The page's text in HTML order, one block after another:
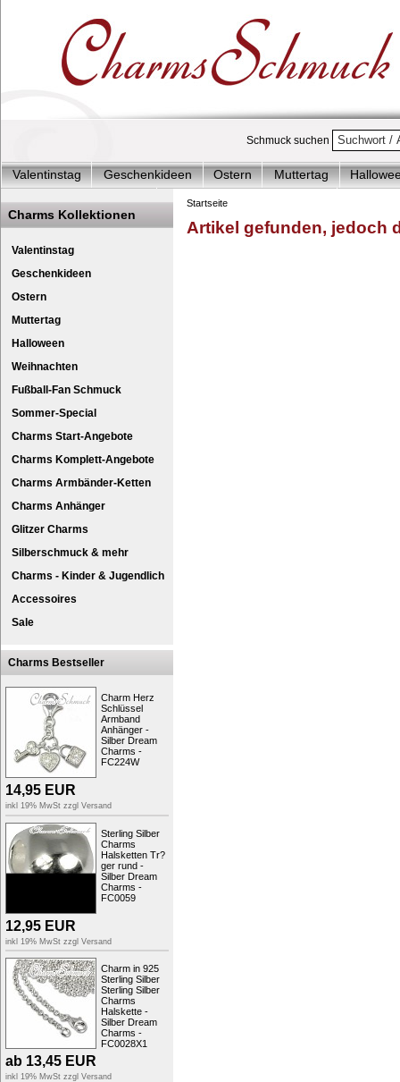
Schmuck suchen
Valentinstag Geschenkideen Ostern Muttertag
Charms Start-Angebote
Charms Komplett-Angebote
Silberschmuck & mehr
Charms - Kinder & Jugendlich
Charms Kollektionen
Valentinstag
Geschenkideen
Ostern
Muttertag
Halloween
Weihnachten
Fußball-Fan Schmuck
Sommer-Special
Charms Start-Angebote
Charms Komplett-Angebote
Charms Armbänder-Ketten
Charms Anhänger
Glitzer Charms
Silberschmuck & mehr
Charms - Kinder & Jugendlich
Accessoires
Sale
Charms Bestseller
Charm Herz
Schlüssel
Armband
Anhänger -
Silber Dream
Charms -
FC224W
14,95 EUR
inkl 19% MwSt zzgl Versand
Sterling Silber
Charms
Halsketten Tr?
ger rund -
Silber Dream
Charms -
FC0059
12,95 EUR
inkl 19% MwSt zzgl Versand
Charm in 925
Sterling Silber
Sterling Silber
Charms
Halskette -
Silber Dream
Charms -
FC0028X1
ab 13,45 EUR
inkl 19% MwSt zzgl Versand
Startseite
Leder Halskette 50cm
Artikel gefunden, jedoch